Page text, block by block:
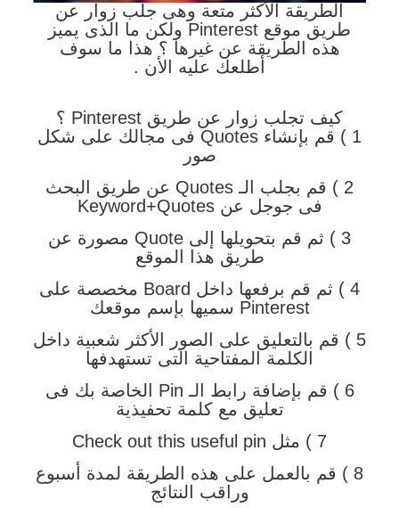
الطريقة الأكثر متعة وهى جلب زوار عن
طريق موقع Pinterest ولكن ما الذى يميز
هذه الطريقة عن غيرها ؟ هذا ما سوف
أطلعك عليه الأن .
كيف تجلب زوار عن طريق Pinterest ؟
1 ) قم بإنشاء Quotes فى مجالك على شكل
صور
2 ) قم بجلب الـ Quotes عن طريق البحث
فى جوجل عن Keyword+Quotes
3 ) ثم قم بتحويلها إلى Quote مصورة عن
طريق هذا الموقع
4 ) ثم قم برفعها داخل Board مخصصة على
Pinterest سميها بإسم موقعك
5 ) قم بالتعليق على الصور الأكثر شعبية داخل
الكلمة المفتاحية التى تستهدفها
6 ) قم بإضافة رابط الـ Pin الخاصة بك فى
تعليق مع كلمة تحفيذية
7 ) مثل Check out this useful pin
8 ) قم بالعمل على هذه الطريقة لمدة أسبوع
وراقب النتائج